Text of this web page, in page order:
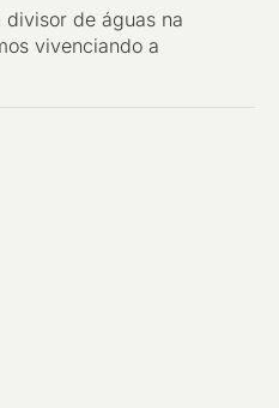
de águas na
vivenciando a